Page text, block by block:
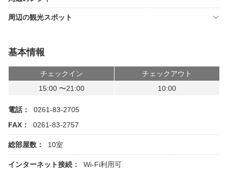
周辺の観光スポット
基本情報
チェックイン
チェックアウト
15:00 〜21:00
10:00
電話：
0261-83-2705
FAX：
0261-83-2757
総部屋数： 10室
インターネット接続： Wi-Fi利用可